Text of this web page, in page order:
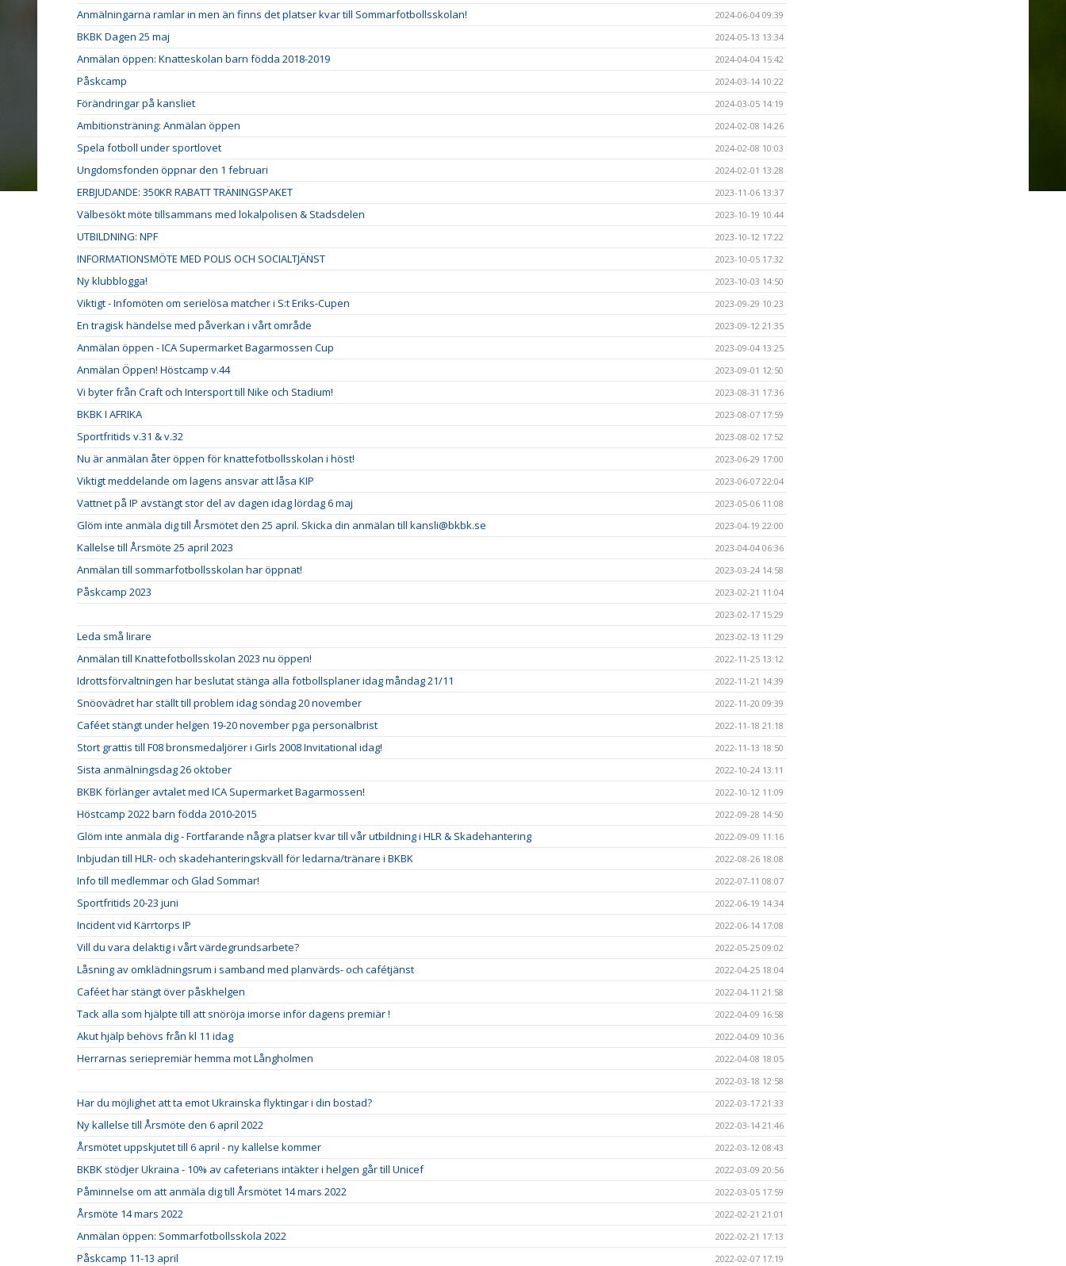
Anmälningarna ramlar in men än finns det platser kvar till Sommarfotbollsskolan! 2024-06-04 09:39
BKBK Dagen 25 maj 2024-05-13 13:34
Anmälan öppen: Knatteskolan barn födda 2018-2019 2024-04-04 15:42
Påskcamp 2024-03-14 10:22
Förändringar på kansliet 2024-03-05 14:19
Ambitionsträning: Anmälan öppen 2024-02-08 14:26
Spela fotboll under sportlovet 2024-02-08 10:03
Ungdomsfonden öppnar den 1 februari 2024-02-01 13:28
ERBJUDANDE: 350KR RABATT TRÄNINGSPAKET 2023-11-06 13:37
Välbesökt möte tillsammans med lokalpolisen & Stadsdelen 2023-10-19 10:44
UTBILDNING: NPF 2023-10-12 17:22
INFORMATIONSMÖTE MED POLIS OCH SOCIALTJÄNST 2023-10-05 17:32
Ny klubblogga! 2023-10-03 14:50
Viktigt - Infomöten om serielösa matcher i S:t Eriks-Cupen 2023-09-29 10:23
En tragisk händelse med påverkan i vårt område 2023-09-12 21:35
Anmälan öppen - ICA Supermarket Bagarmossen Cup 2023-09-04 13:25
Anmälan Öppen! Höstcamp v.44 2023-09-01 12:50
Vi byter från Craft och Intersport till Nike och Stadium! 2023-08-31 17:36
BKBK I AFRIKA 2023-08-07 17:59
Sportfritids v.31 & v.32 2023-08-02 17:52
Nu är anmälan åter öppen för knattefotbollsskolan i höst! 2023-06-29 17:00
Viktigt meddelande om lagens ansvar att låsa KIP 2023-06-07 22:04
Vattnet på IP avstängt stor del av dagen idag lördag 6 maj 2023-05-06 11:08
Glöm inte anmäla dig till Årsmötet den 25 april. Skicka din anmälan till kansli@bkbk.se 2023-04-19 22:00
Kallelse till Årsmöte 25 april 2023 2023-04-04 06:36
Anmälan till sommarfotbollsskolan har öppnat! 2023-03-24 14:58
Påskcamp 2023
2023-02-21 11:04
2023-02-17 15:29
Leda små lirare 2023-02-13 11:29
Anmälan till Knattefotbollsskolan 2023 nu öppen! 2022-11-25 13:12
Idrottsförvaltningen har beslutat stänga alla fotbollsplaner idag måndag 21/11 2022-11-21 14:39
Snöovädret har ställt till problem idag söndag 20 november 2022-11-20 09:39
Caféet stängt under helgen 19-20 november pga personalbrist 2022-11-18 21:18
Stort grattis till F08 bronsmedaljörer i Girls 2008 Invitational idag! 2022-11-13 18:50
Sista anmälningsdag 26 oktober 2022-10-24 13:11
BKBK förlänger avtalet med ICA Supermarket Bagarmossen! 2022-10-12 11:09
Höstcamp 2022 barn födda 2010-2015 2022-09-28 14:50
Glöm inte anmäla dig - Fortfarande några platser kvar till vår utbildning i HLR & Skadehantering 2022-09-09 11:16
Inbjudan till HLR- och skadehanteringskväll för ledarna/tränare i BKBK 2022-08-26 18:08
Info till medlemmar och Glad Sommar! 2022-07-11 08:07
Sportfritids 20-23 juni 2022-06-19 14:34
Incident vid Kärrtorps IP 2022-06-14 17:08
Vill du vara delaktig i vårt värdegrundsarbete? 2022-05-25 09:02
Låsning av omklädningsrum i samband med planvärds- och cafétjänst 2022-04-25 18:04
Caféet har stängt över påskhelgen 2022-04-11 21:58
Tack alla som hjälpte till att snöröja imorse inför dagens premiär ! 2022-04-09 16:58
Akut hjälp behövs från kl 11 idag 2022-04-09 10:36
Herrarnas seriepremiär hemma mot Långholmen
2022-04-08 18:05
2022-03-18 12:58
Har du möjlighet att ta emot Ukrainska flyktingar i din bostad? 2022-03-17 21:33
Ny kallelse till Årsmöte den 6 april 2022 2022-03-14 21:46
Årsmötet uppskjutet till 6 april - ny kallelse kommer 2022-03-12 08:43
BKBK stödjer Ukraina - 10% av cafeterians intäkter i helgen går till Unicef 2022-03-09 20:56
Påminnelse om att anmäla dig till Årsmötet 14 mars 2022 2022-03-05 17:59
Årsmöte 14 mars 2022 2022-02-21 21:01
Anmälan öppen: Sommarfotbollsskola 2022 2022-02-21 17:13
Påskcamp 11-13 april 2022-02-07 17:19